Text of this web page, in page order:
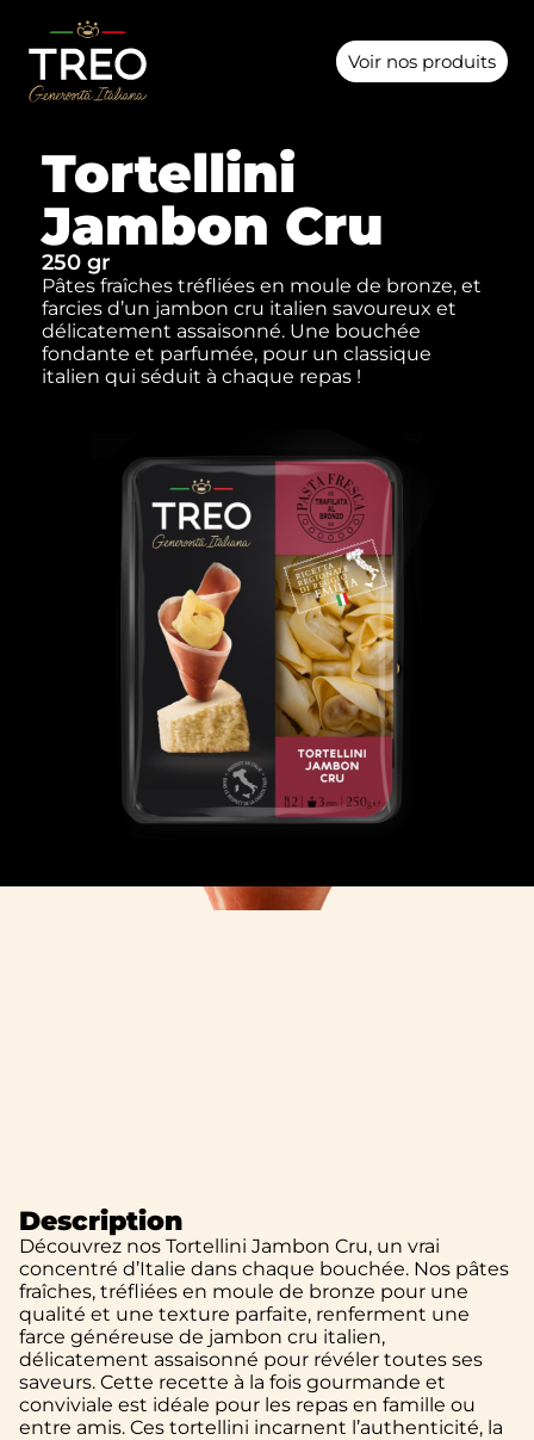
Voir nos produits
Tortellini
Jambon Cru
250 gr
Pâtes fraîches tréfliées en moule de bronze, et
farcies d’un jambon cru italien savoureux et
délicatement assaisonné. Une bouchée
fondante et parfumée, pour un classique
italien qui séduit à chaque repas !
Description
Découvrez nos Tortellini Jambon Cru, un vrai
concentré d’Italie dans chaque bouchée. Nos pâtes
fraîches, tréfliées en moule de bronze pour une
qualité et une texture parfaite, renferment une
farce généreuse de jambon cru italien,
délicatement assaisonné pour révéler toutes ses
saveurs. Cette recette à la fois gourmande et
conviviale est idéale pour les repas en famille ou
entre amis. Ces tortellini incarnent l’authenticité, la